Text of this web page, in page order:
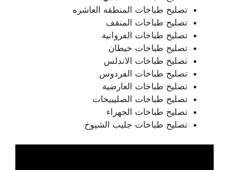
تصليح طباخات المنطقه العاشره
تصليح طباخات المنقف
تصليح طباخات الفروانية
تصليح طباخات خيطان
تصليح طباخات الاندلس
تصليح طباخات الفردوس
تصليح طباخات العارضية
تصليح طباخات الصليبيخات
تصليح طباخات الجهراء
تصليح طباخات جليب الشيوخ